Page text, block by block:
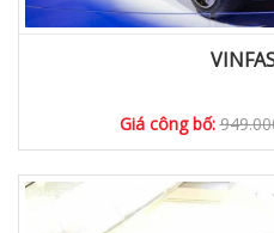
Giá công bố: